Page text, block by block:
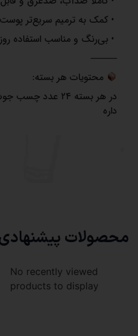
• کمک به ترمیم سریع‌تر پوست
• بی‌رنگ و مناسب استفاده
⸻
محتویات هر بسته:
در هر بسته ۲۴
داره
محصولات
No recently viewed
products to display